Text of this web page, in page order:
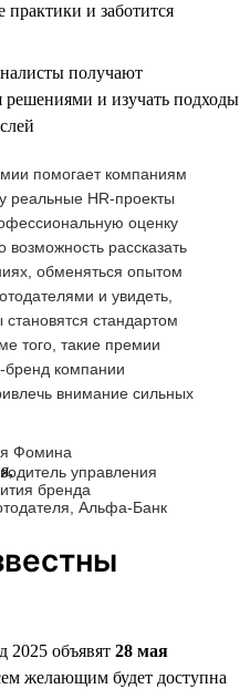
практики и заботится
получают
решениями и изучать подходы
помогает компаниям
реальные HR-проекты
оценку
возможность рассказать
обменяться опытом
и увидеть,
становятся стандартом
того, такие премии
бренд компании
внимание сильных
Фомина
управления
бренда
Альфа-Банк
2025 объявят 28 мая
желающим будет доступна